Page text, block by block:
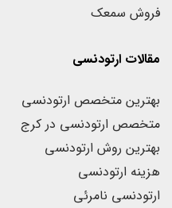
فروش سمعک
مقالات ارتودنسی
بهترین متخصص ارتودنسی
متخصص ارتودنسی در کرج
بهترین روش ارتودنسی
هزینه ارتودنسی
ارتودنسی نامرئی